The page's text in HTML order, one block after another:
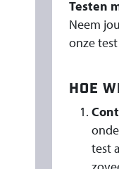
Testen
Neem
onze
HOE
test